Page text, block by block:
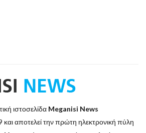
ιστοσελίδα Meganisi News
αποτελεί την πρώτη ηλεκτρονική πύλη